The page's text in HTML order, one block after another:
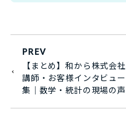
PREV
【まとめ】和から株式会社
講師・お客様インタビュー
集｜数学・統計の現場の声